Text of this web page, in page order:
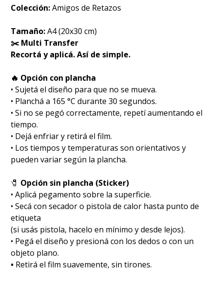
Colección:Amigos de Retazos
Tamaño:A4 (20x30 cm)
✂️ Multi Transfer
Recortá y aplicá. Así de simple.
🔥 Opción con plancha
• Sujetá el diseño para que no se mueva.
• Planchá a 165 °C durante 30 segundos.
• Si no se pegó correctamente, repetí aumentando el
tiempo.
• Dejá enfriar y retirá el film.
• Los tiempos y temperaturas son orientativos y
pueden variar según la plancha.
🧷 Opción sin plancha (Sticker)
• Aplicá pegamento sobre la superficie.
• Secá con secador o pistola de calor hasta punto de
etiqueta
(si usás pistola, hacelo en mínimo y desde lejos).
• Pegá el diseño y presioná con los dedos o con un
objeto plano.
• Retirá el film suavemente, sin tirones.